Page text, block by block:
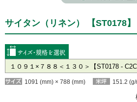
サイタン（リネン） 【ST0178】
1091 (mm) × 788 (mm) 151.2 (g/